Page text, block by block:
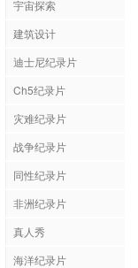
宇宙探索
建筑设计
迪士尼纪录片
Ch5纪录片
灾难纪录片
战争纪录片
同性纪录片
非洲纪录片
真人秀
海洋纪录片